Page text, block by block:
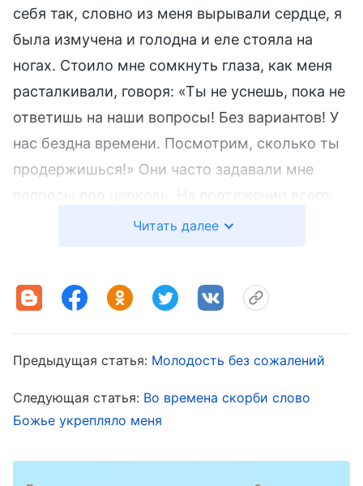
себя так, словно из меня вырывали сердце, я
была измучена и голодна и еле стояла на
ногах. Стоило мне сомкнуть глаза, как меня
расталкивали, говоря: «Ты не уснешь, пока не
ответишь на наши вопросы! Без вариантов! У
нас бездна времени. Посмотрим, сколько ты
продержишься!» Они часто задавали мне
вопросы про церковь. На протяжении всего
этого испытания я очень нервничала и
проговориться. Я измучилась и физически, и
приведя на память один отрывок из Его слова:
«Когда ты сталкиваешься со страданиями,
внимания на плоть и не роптать на Бога.
Читать далее
Предыдущая статья: Молодость без сожалений
Следующая статья: Во времена скорби слово
Божье укрепляло меня